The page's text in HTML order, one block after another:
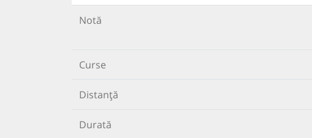
Notă
Curse
Distanță
Durată